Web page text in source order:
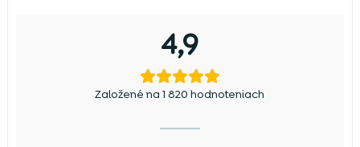
4,9
Založené na 1 820 hodnoteniach